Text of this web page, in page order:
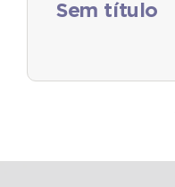
Sem título